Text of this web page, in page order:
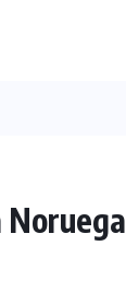
Noruega